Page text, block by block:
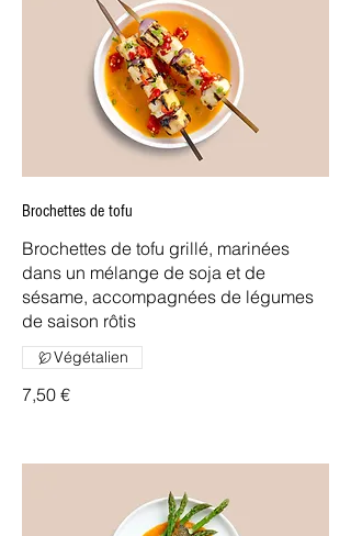
Brochettes de tofu
Brochettes de tofu grillé, marinées
dans un mélange de soja et de
sésame, accompagnées de légumes
de saison rôtis
7,50 €
Végétalien